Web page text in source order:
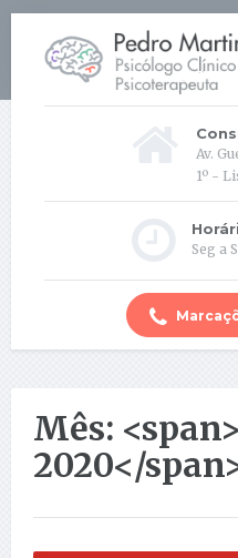
Av.
1º -
Seg a
Mês:
2020</